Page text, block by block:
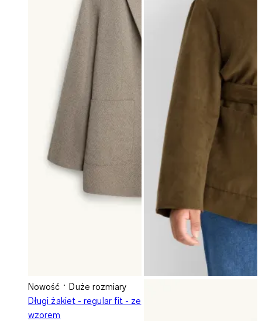
Nowość
Duże rozmiary
Długi żakiet - regular fit - ze
wzorem